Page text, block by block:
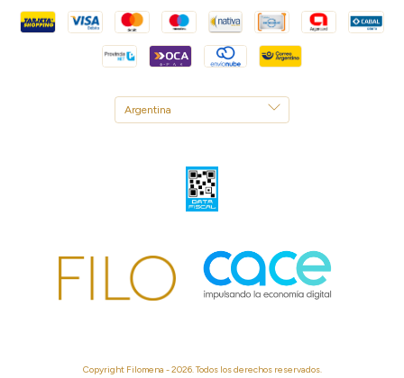
Copyright Filomena - 2026. Todos los derechos reservados.